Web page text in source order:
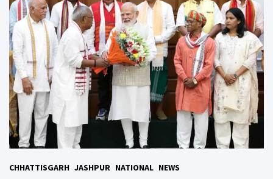
CHHATTISGARH JASHPUR NATIONAL NEWS